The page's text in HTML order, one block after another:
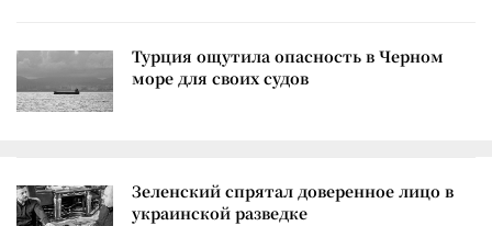
Турция ощутила опасность в Черном
море для своих судов
Зеленский спрятал доверенное лицо в
украинской разведке